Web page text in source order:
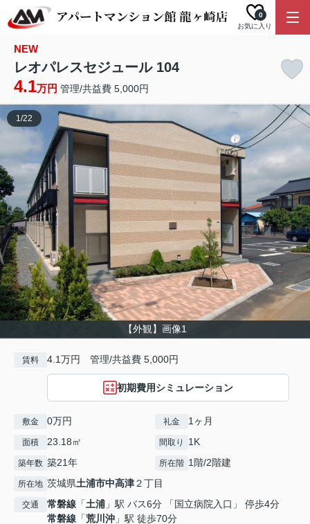
お気に入り
0
NEW
レオパレスセジュール 104
4.1万円 管理/共益費 5,000円
【外観】画像1
1/22
賃料 4.1万円 管理/共益費 5,000円
初期費用シミュレーション
敷金 0万円 礼金 1ヶ月
面積 23.18㎡ 間取り 1K
築年数 築21年 所在階 1階/2階建
所在地 茨城県土浦市中高津２丁目
交通 常磐線 「土浦 」駅 バス6分 「国立病院入口」 停歩4分
常磐線 「荒川沖 」駅 徒歩70分